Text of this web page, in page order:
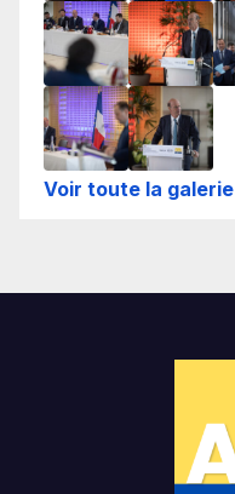
Voir toute la galerie